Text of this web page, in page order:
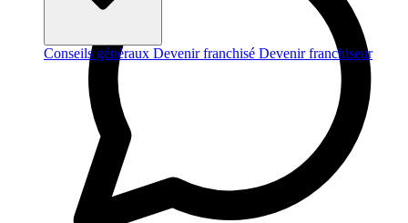
Conseils généraux Devenir franchisé Devenir franchiseur